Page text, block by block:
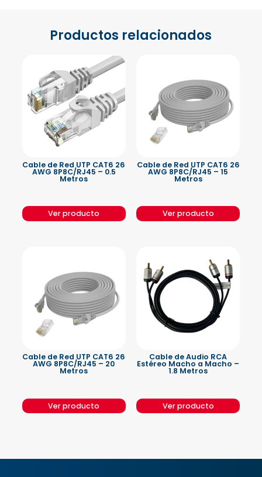
Productos relacionados
Cable de Red UTP CAT6 26
AWG 8P8C/RJ45 – 0.5
Metros
Ver producto
Cable de Red UTP CAT6 26
AWG 8P8C/RJ45 – 15
Metros
Ver producto
Cable de Red UTP CAT6 26
AWG 8P8C/RJ45 – 20
Metros
Ver producto
Cable de Audio RCA
Estéreo Macho a Macho –
1.8 Metros
Ver producto